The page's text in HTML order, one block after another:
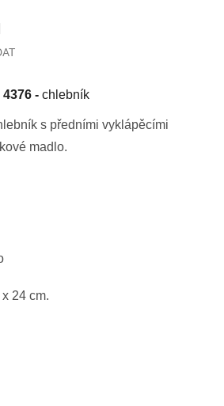
- chlebník
s předními vyklápěcími
madlo.
24 cm.